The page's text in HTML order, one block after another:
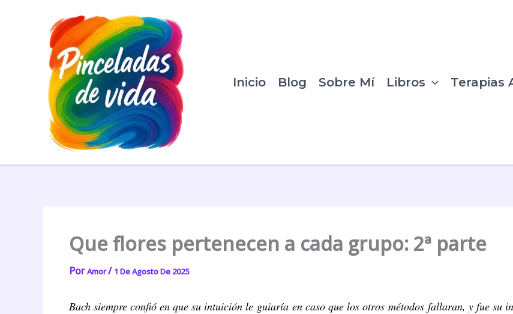
Contenido
Inicio Blog Sobre Mí Libros Terapias
Que flores pertenecen a cada grupo: 2ª parte
PorAmor/ 1 De Agosto De 2025
Bach siempre confió en que su intuición le guiaría en caso que los otros métodos fallaran, y fue su